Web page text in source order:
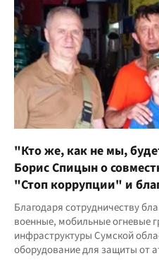
"Кто же, как не мы,
Борис Спицын о
"Стоп коррупции" и
Благодаря сотрудничеству
военные, мобильные огневые
инфраструктуры Сумской
оборудование для защиты от